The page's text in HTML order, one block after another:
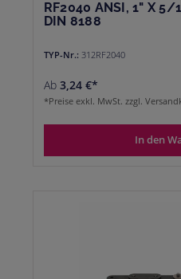
RF2040 ANSI, 1" X 5/
DIN 8188
TYP-Nr.: 312RF2040
Ab 3,24 €*
*Preise exkl. MwSt. zzgl.
In den